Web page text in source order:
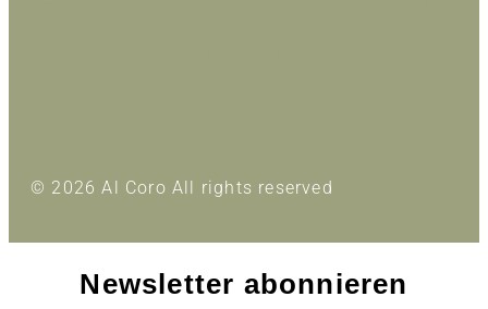
© 2026 Al Coro All rights reserved
Newsletter abonnieren